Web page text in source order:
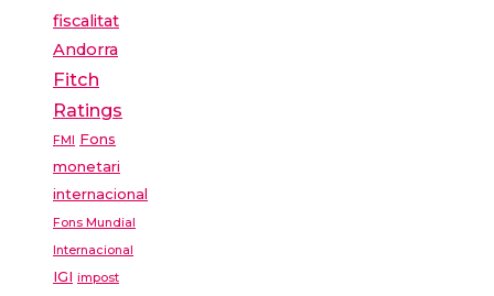
fiscalitat
Andorra
Fitch
Ratings
FMI Fons
monetari
internacional
Fons Mundial
Internacional
IGI impost